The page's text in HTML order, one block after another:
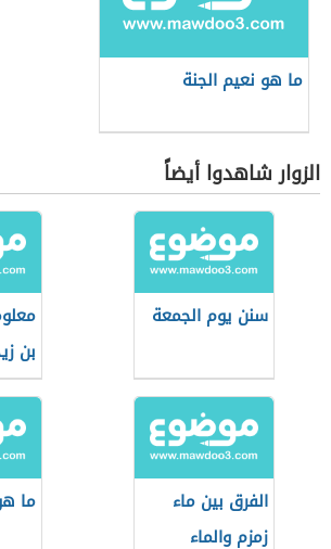
ما هو نعيم الجنة
الزوار شاهدوا أيضاً
سنن يوم الجمعة
بن
الفرق بين ماء
زمزم والماء
ما